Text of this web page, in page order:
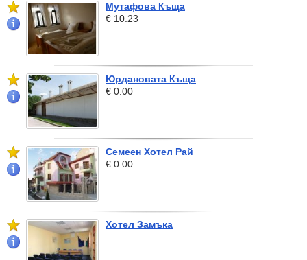
Мутафова Къща
€ 10.23
Юрдановата Къща
€ 0.00
Семеен Хотел Рай
€ 0.00
Хотел Замъка